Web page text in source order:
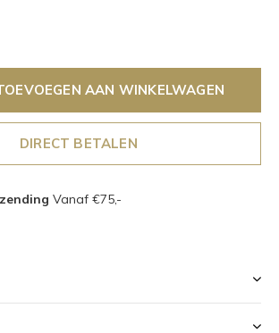
AAN WINKELWAGEN
DIRECT BETALEN
Vanaf €75,-